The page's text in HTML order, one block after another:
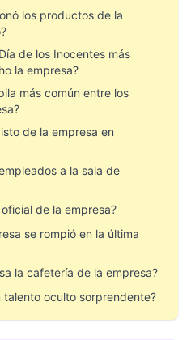
los productos de la
de los Inocentes más
la empresa?
más común entre los
de la empresa en
a la sala de
de la empresa?
se rompió en la última
la cafetería de la empresa?
talento oculto sorprendente?